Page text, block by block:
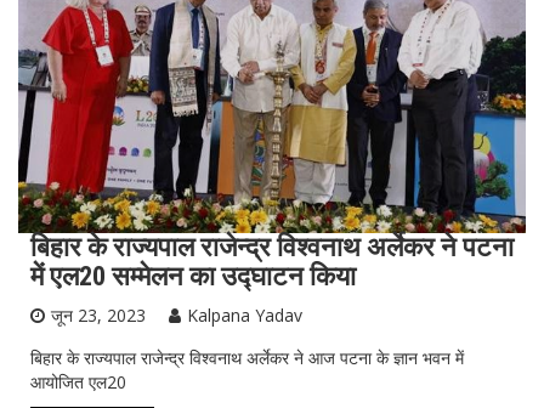
बिहार के राज्यपाल राजेन्‍द्र विश्वनाथ अर्लेकर ने पटना
में एल20 सम्‍मेलन का उद्घाटन किया
जून 23, 2023
Kalpana Yadav
बिहार के राज्यपाल राजेन्द्र विश्वनाथ अर्लेकर ने आज पटना के ज्ञान भवन में
आयोजित एल20